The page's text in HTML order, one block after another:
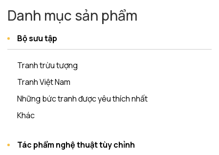
Danh mục sản phẩm
Bộ sưu tập
Tranh trừu tượng
Tranh Việt Nam
Những bức tranh được yêu thích nhất
Khác
Tác phẩm nghệ thuật tùy chỉnh